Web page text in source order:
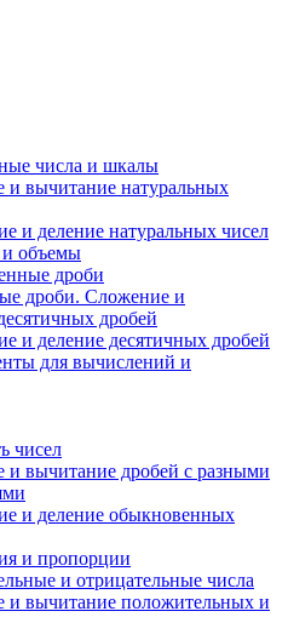
числа и шкалы
и вычитание натуральных
и деление натуральных чисел
объемы
дроби
дроби. Сложение и
дробей
и деление десятичных дробей
для вычислений и
чисел
и вычитание дробей с разными
и деление обыкновенных
и пропорции
и отрицательные числа
и вычитание положительных и